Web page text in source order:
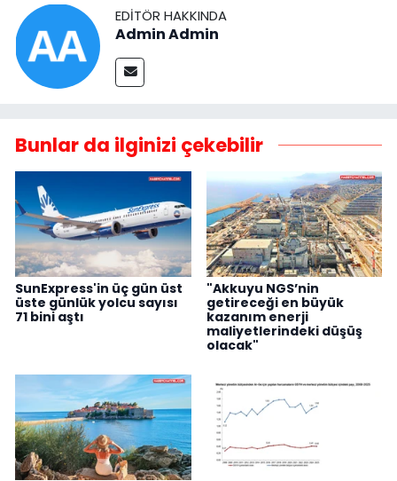
EDITÖR HAKKINDA
Admin Admin
Bunlar da ilginizi çekebilir
SunExpress'in üç gün üst
üste günlük yolcu sayısı
71 bini aştı
"Akkuyu NGS’nin
getireceği en büyük
kazanım enerji
maliyetlerindeki düşüş
olacak"